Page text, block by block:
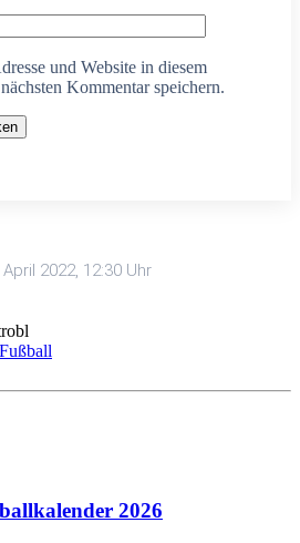
und Website in diesem
Kommentar speichern.
2022, 12:30 Uhr
Fußball
2026